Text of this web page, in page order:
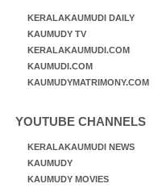
KERALAKAUMUDI DAILY
KAUMUDY TV
KERALAKAUMUDI.COM
KAUMUDI.COM
KAUMUDYMATRIMONY.COM
YOUTUBE CHANNELS
KERALAKAUMUDI NEWS
KAUMUDY
KAUMUDY MOVIES